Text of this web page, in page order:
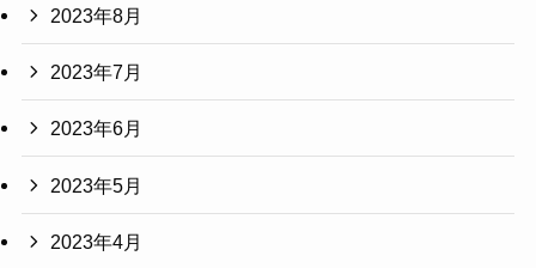
2023年8月
2023年7月
2023年6月
2023年5月
2023年4月